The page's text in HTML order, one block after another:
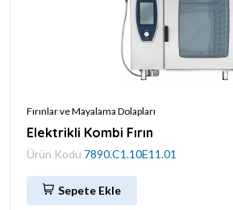
Fırınlar ve Mayalama Dolapları
Elektrikli Kombi Fırın
Ürün Kodu 7890.C1.10E11.01
Sepete Ekle